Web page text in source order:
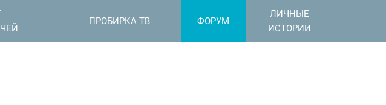
ПРОБИРКА ТВ ФОРУМ
ЛИЧНЫЕ
ИСТОРИИ